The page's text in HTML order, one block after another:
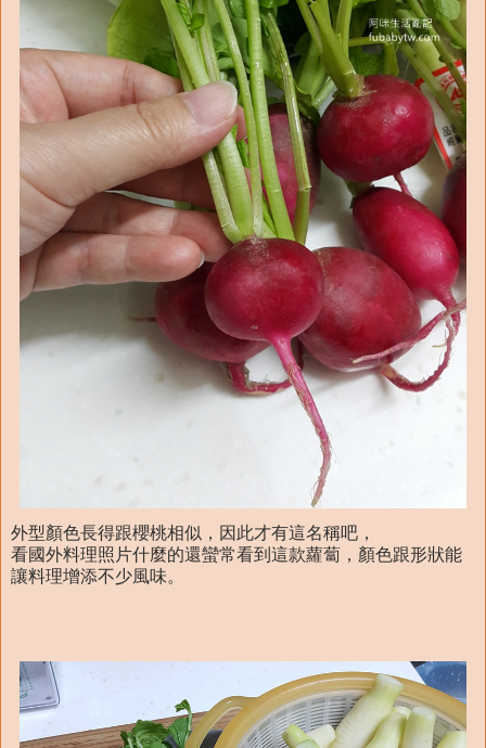
外型顏色長得跟櫻桃相似，因此才有這名稱吧，
看國外料理照片什麼的還蠻常看到這款蘿蔔，顏色跟形狀能
讓料理增添不少風味。